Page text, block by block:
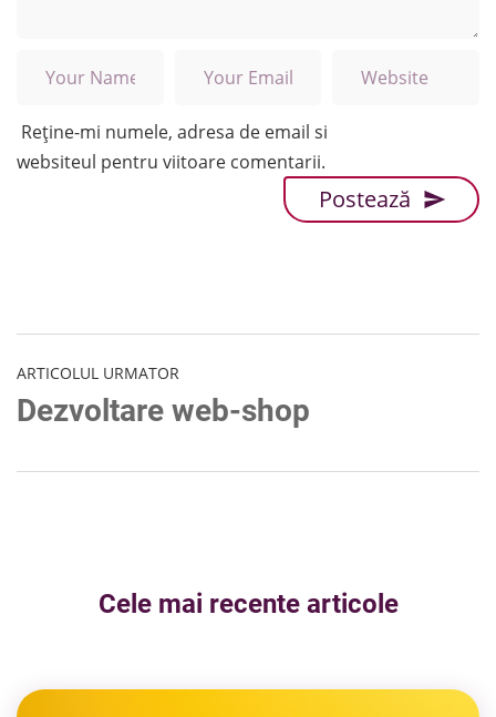
Reține-mi numele, adresa de email si
websiteul pentru viitoare comentarii.
ARTICOLUL URMATOR
Dezvoltare web-shop
Cele mai recente articole